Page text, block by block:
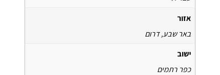
אזור
באר שבע, דרום
ישוב
כפר רתמים